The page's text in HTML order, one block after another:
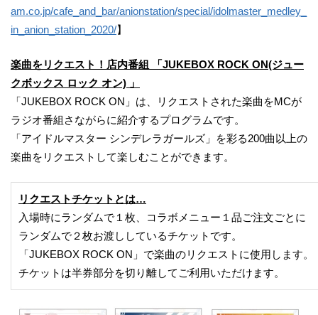
am.co.jp/cafe_and_bar/anionstation/special/idolmaster_medley_
in_anion_station_2020/】
楽曲をリクエスト！店内番組 「JUKEBOX ROCK ON(ジュー
クボックス ロック オン) 」
「JUKEBOX ROCK ON」は、リクエストされた楽曲をMCが
ラジオ番組さながらに紹介するプログラムです。
「アイドルマスター シンデレラガールズ」を彩る200曲以上の
楽曲をリクエストして楽しむことができます。
リクエストチケットとは…
入場時にランダムで１枚、コラボメニュー１品ご注文ごとに
ランダムで２枚お渡ししているチケットです。
「JUKEBOX ROCK ON」で楽曲のリクエストに使用します。
チケットは半券部分を切り離してご利用いただけます。